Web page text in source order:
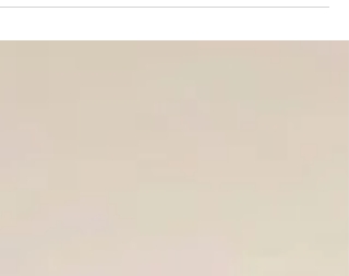
רוצים? מה מעסיק אותנו?
צפויים לראות מגמות...